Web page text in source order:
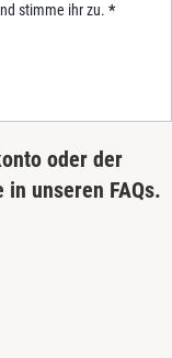
stimme ihr zu. *
oder der
unseren FAQs.